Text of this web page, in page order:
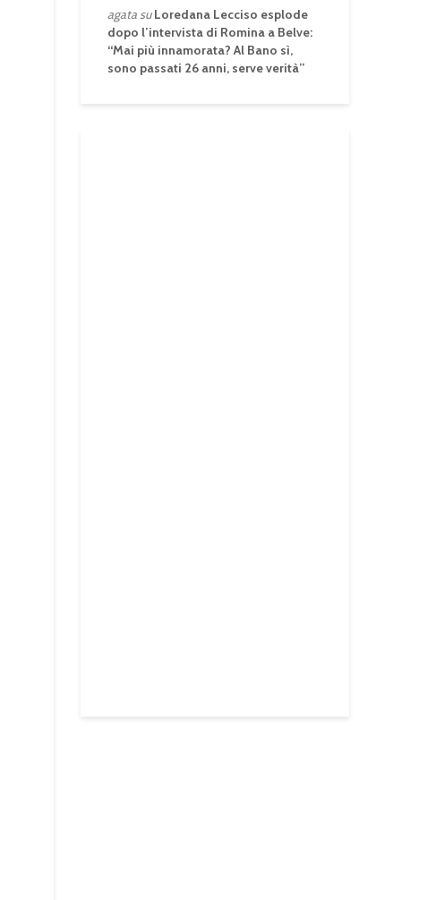
agatasuLoredana Lecciso esplode
dopo l’intervista di Romina a Belve:
“Mai più innamorata? Al Bano sì,
sono passati 26 anni, serve verità”